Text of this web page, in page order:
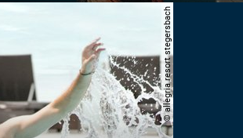
© allegria resort stegersbach